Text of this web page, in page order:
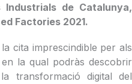
de Catalunya,
Factories 2021.
cita imprescindible per als
la qual podràs descobrir
transformació digital del